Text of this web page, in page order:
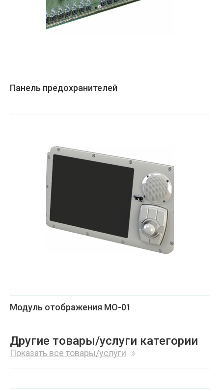
Панель предохранителей
Модуль отображения МО-01
Другие товары/услуги категории
Показать все товары/услуги